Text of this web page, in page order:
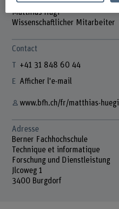
Matthias Hügi
Wissenschaftlicher Mitarbeiter
Contact
+41 31 848 60 44
Afficher l'e-mail
www.bfh.ch/fr/matthias-huegi
Adresse
Berner Fachhochschule
Technique et informatique
Forschung und Dienstleistung
Jlcoweg 1
3400 Burgdorf